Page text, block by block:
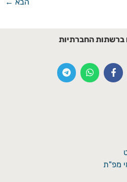
ברשתות החברתיות
מפ"ת